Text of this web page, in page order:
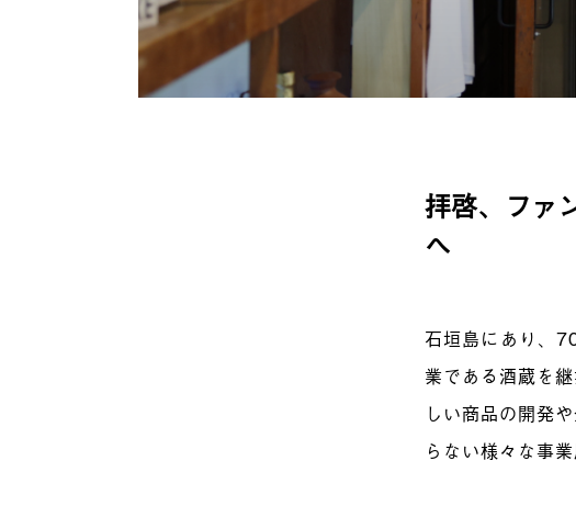
拝啓、ファ
へ
石垣島にあり、
業である酒蔵を
しい商品の開発
らない様々な事